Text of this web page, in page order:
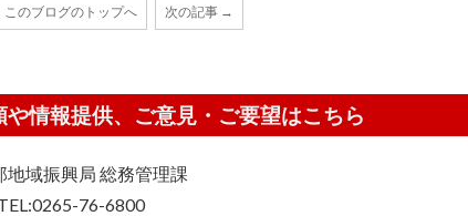
このブログのトップへ 次の記事 →
情報提供、ご意見・ご要望はこちら
地域振興局 総務管理課
76-6800